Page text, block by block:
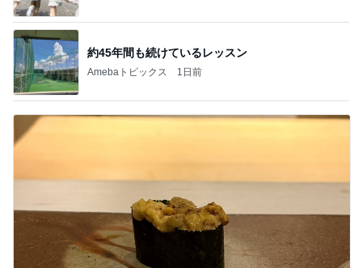
約45年間も続けているレッスン
Amebaトピックス 1日前